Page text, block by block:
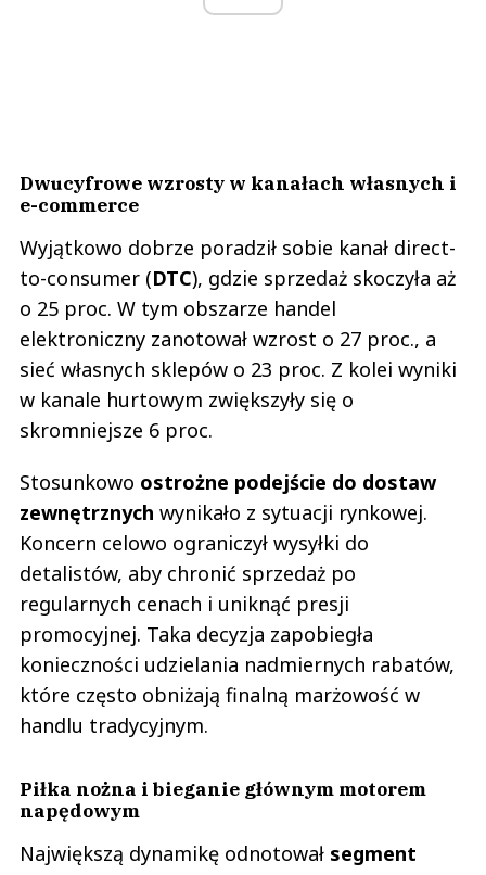
Dwucyfrowe wzrosty w kanałach własnych i
e-commerce
Wyjątkowo dobrze poradził sobie kanał direct-
to-consumer (DTC), gdzie sprzedaż skoczyła aż
o 25 proc. W tym obszarze handel
elektroniczny zanotował wzrost o 27 proc., a
sieć własnych sklepów o 23 proc. Z kolei wyniki
w kanale hurtowym zwiększyły się o
skromniejsze 6 proc.
Stosunkowo ostrożne podejście do dostaw
zewnętrznych wynikało z sytuacji rynkowej.
Koncern celowo ograniczył wysyłki do
detalistów, aby chronić sprzedaż po
regularnych cenach i uniknąć presji
promocyjnej. Taka decyzja zapobiegła
konieczności udzielania nadmiernych rabatów,
które często obniżają finalną marżowość w
handlu tradycyjnym.
Piłka nożna i bieganie głównym motorem
napędowym
Największą dynamikę odnotował segment